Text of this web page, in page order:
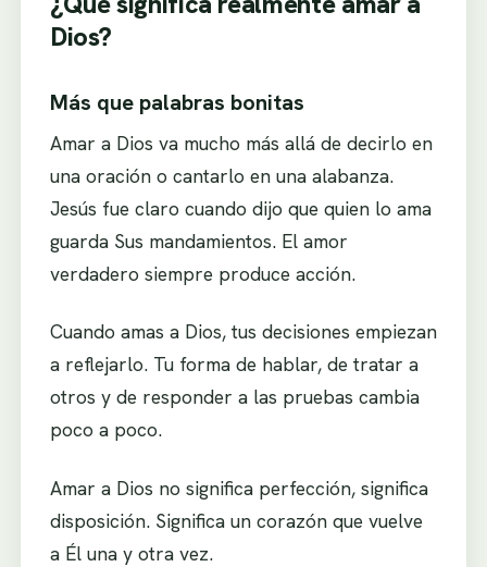
Dios?
Más que palabras bonitas
Amar a Dios va mucho más allá de decirlo en
una oración o cantarlo en una alabanza.
Jesús fue claro cuando dijo que quien lo ama
guarda Sus mandamientos. El amor
verdadero siempre produce acción.
Cuando amas a Dios, tus decisiones empiezan
a reflejarlo. Tu forma de hablar, de tratar a
otros y de responder a las pruebas cambia
poco a poco.
Amar a Dios no significa perfección, significa
disposición. Significa un corazón que vuelve
a Él una y otra vez.